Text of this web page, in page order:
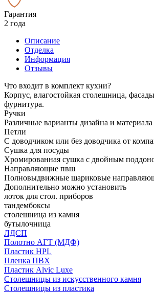
Гарантия
2 года
Описание
Отделка
Информация
Отзывы
Что входит в комплект кухни?
Корпус, влагостойкая столешница,
фурнитура.
Ручки
Различные варианты дизайна и
Петли
С доводчиком или без доводчика от
Сушка для посуды
Хромированная сушка с двойным
Направляющие пвш
Полновыдвижные шариковые
Дополнительно можно установить
лоток для стол. приборов
тандембоксы
столешница из камня
бутылочница
ЛДСП
Полотно АГТ (МДФ)
Пластик HPL
Пленка ПВХ
Пластик Alvic Luxe
Столешницы из искусственного камня
Столешницы из пластика